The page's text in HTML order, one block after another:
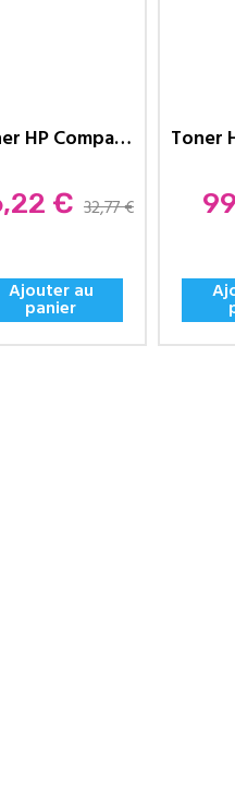
Toner HP Compatible 131A...
€ 32,77 €
Ajouter au
panier